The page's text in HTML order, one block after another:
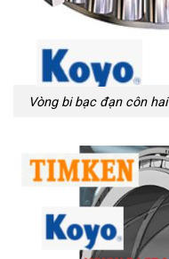
Vòng bi bạc đạn côn hai